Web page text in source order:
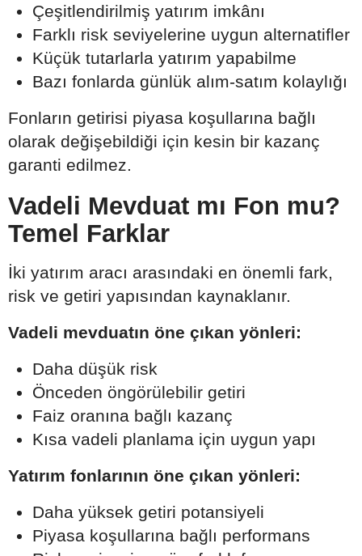
Çeşitlendirilmiş yatırım imkânı
Farklı risk seviyelerine uygun alternatifler
Küçük tutarlarla yatırım yapabilme
Bazı fonlarda günlük alım-satım kolaylığı
Fonların getirisi piyasa koşullarına bağlı
olarak değişebildiği için kesin bir kazanç
garanti edilmez.
Vadeli Mevduat mı Fon mu?
Temel Farklar
İki yatırım aracı arasındaki en önemli fark,
risk ve getiri yapısından kaynaklanır.
Vadeli mevduatın öne çıkan yönleri:
Daha düşük risk
Önceden öngörülebilir getiri
Faiz oranına bağlı kazanç
Kısa vadeli planlama için uygun yapı
Yatırım fonlarının öne çıkan yönleri:
Daha yüksek getiri potansiyeli
Piyasa koşullarına bağlı performans